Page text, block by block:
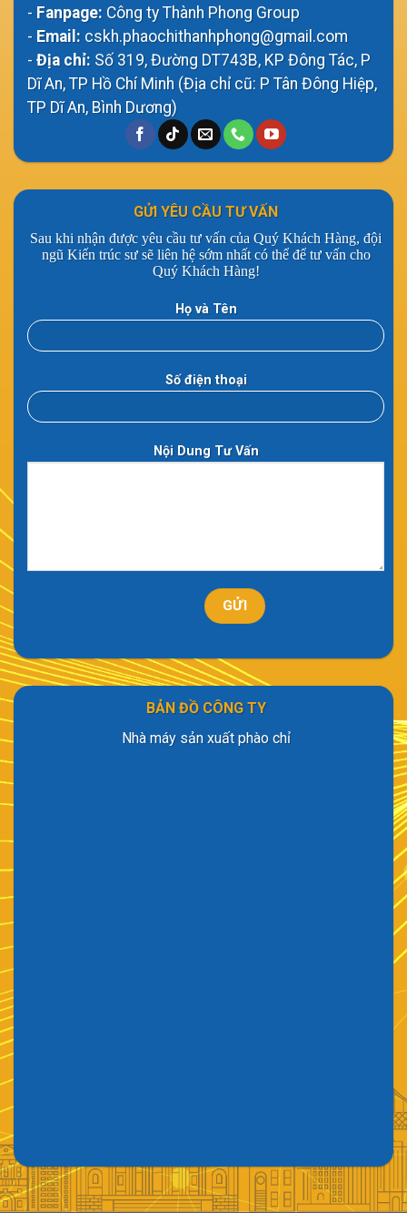
- Fanpage: Công ty Thành Phong Group
- Email: cskh.phaochithanhphong@gmail.com
- Địa chỉ: Số 319, Đường DT743B, KP Đông Tác, P
Dĩ An, TP Hồ Chí Minh (Địa chỉ cũ: P Tân Đông Hiệp,
TP Dĩ An, Bình Dương)
GỬI YÊU CẦU TƯ VẤN
Sau khi nhận được yêu cầu tư vấn của Quý Khách Hàng, đội
ngũ Kiến trúc sư sẽ liên hệ sớm nhất có thể để tư vấn cho
Quý Khách Hàng!
Họ và Tên
Số điện thoại
Nội Dung Tư Vấn
BẢN ĐỒ CÔNG TY
Nhà máy sản xuất phào chỉ